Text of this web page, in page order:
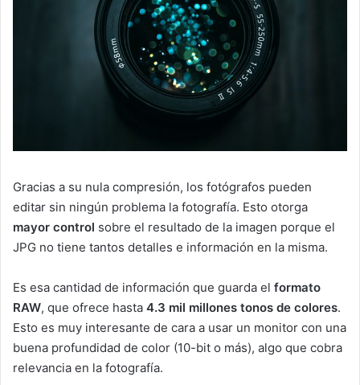
Gracias a su nula compresión, los fotógrafos pueden
editar sin ningún problema la fotografía. Esto otorga
mayor control sobre el resultado de la imagen porque el
JPG no tiene tantos detalles e información en la misma.
Es esa cantidad de información que guarda el formato
RAW, que ofrece hasta 4.3 mil millones tonos de colores.
Esto es muy interesante de cara a usar un monitor con una
buena profundidad de color (10-bit o más), algo que cobra
relevancia en la fotografía.